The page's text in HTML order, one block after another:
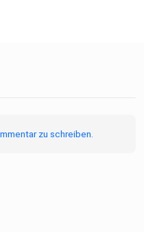
zu schreiben.